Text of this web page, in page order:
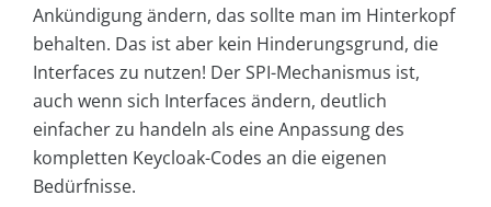
Ankündigung ändern, das sollte man im Hinterkopf
behalten. Das ist aber kein Hinderungsgrund, die
Interfaces zu nutzen! Der SPI-Mechanismus ist,
auch wenn sich Interfaces ändern, deutlich
einfacher zu handeln als eine Anpassung des
kompletten Keycloak-Codes an die eigenen
Bedürfnisse.